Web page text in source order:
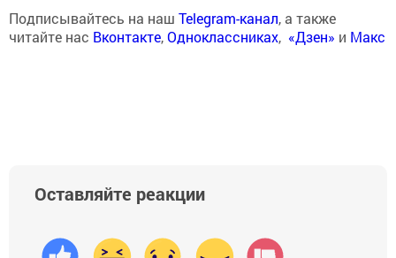
Подписывайтесь на наш Telegram-канал, а также
читайте нас Вконтакте,Одноклассниках, «Дзен» и Макс
Оставляйте реакции